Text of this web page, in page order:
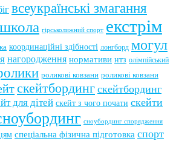
всеукраїнські змагання
гірськолижний спорт екстрім
координаційні здібності лонгборд могул
нагородження нормативи нтз олімпійський
роликові ковзани роликові ковзани
скейтбординг скейтбординг
для дітей скейт з чого почати скейти
сноубординг спорядження
спеціальна фізична підготовка спорт